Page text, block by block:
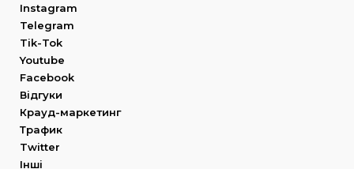
Instagram
Telegram
Tik-Tok
Youtube
Facebook
Відгуки
Крауд-маркетинг
Трафик
Twitter
Інші